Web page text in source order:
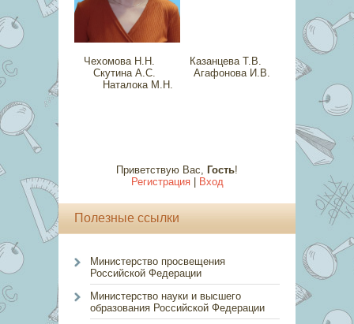
Чехомова Н.Н. Казанцева Т.В.
Скутина А.С. Агафонова И.В.
Наталока М.Н.
Приветствую Вас, Гость!
Регистрация| Вход
Полезные ссылки
Министерство просвещения
Российской Федерации
Министерство науки и высшего
образования Российской Федерации